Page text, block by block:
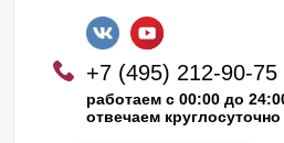
+7 (495) 212-90-75
работаем с 00:00 до
отвечаем круглосуточно